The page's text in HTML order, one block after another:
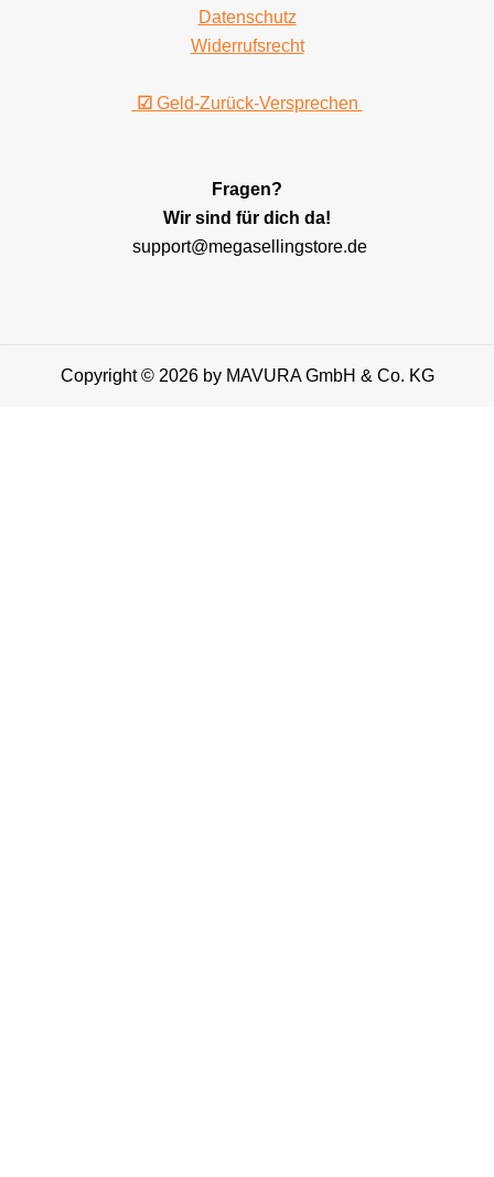
Datenschutz
Widerrufsrecht
☑ Geld-Zurück-Versprechen
Fragen?
Wir sind für dich da!
support@megasellingstore.de
Copyright © 2026 by MAVURA GmbH & Co. KG